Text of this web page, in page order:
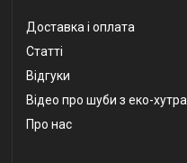
Доставка і оплата
Статті
Відгуки
Відео про шуби з еко-хутра
Про нас